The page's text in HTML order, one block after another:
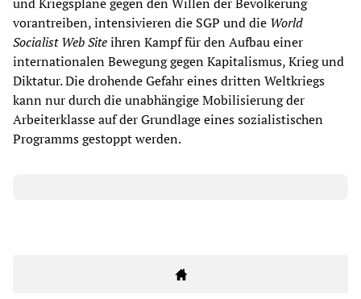
vorantreiben, intensivieren die SGP und die World
Socialist Web Siteihren Kampf für den Aufbau einer
internationalen Bewegung gegen Kapitalismus, Krieg und
Diktatur. Die drohende Gefahr eines dritten Weltkriegs
kann nur durch die unabhängige Mobilisierung der
Arbeiterklasse auf der Grundlage eines sozialistischen
Programms gestoppt werden.